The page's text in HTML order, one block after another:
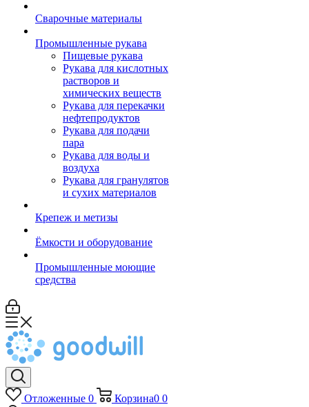
Сварочные материалы
Промышленные рукава
Пищевые рукава
Рукава для кислотных
растворов и
химических веществ
Рукава для перекачки
нефтепродуктов
Рукава для подачи
пара
Рукава для воды и
воздуха
Рукава для гранулятов
и сухих материалов
Крепеж и метизы
Ёмкости и оборудование
Промышленные моющие
средства
Отложенные 0 Корзина0 0